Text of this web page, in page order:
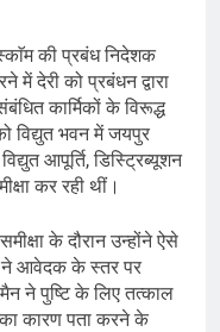
की प्रबंध निदेशक
देरी को प्रबंधन द्वारा
कार्मिकों के विरूद्ध
विद्युत भवन में जयपुर
आपूर्ति, डिस्ट्रिब्यूशन
कर रही थीं।
के दौरान उन्होंने ऐसे
ने आवेदक के स्तर पर
ने पुष्टि के लिए तत्काल
कारण पता करने के